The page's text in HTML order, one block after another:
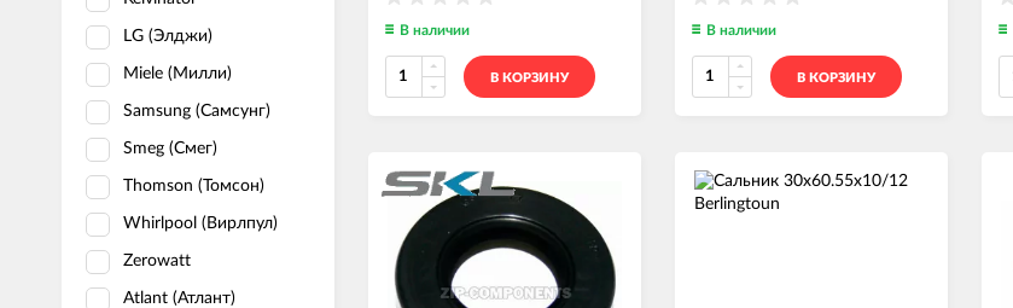
LG (Элджи)
Miele (Милли)
Samsung (Самсунг)
Smeg (Смег)
Thomson (Томсон)
Whirlpool (Вирлпул)
Zerowatt
Atlant (Атлант)
В наличии
В КОРЗИНУ
В наличии
В КОРЗИНУ